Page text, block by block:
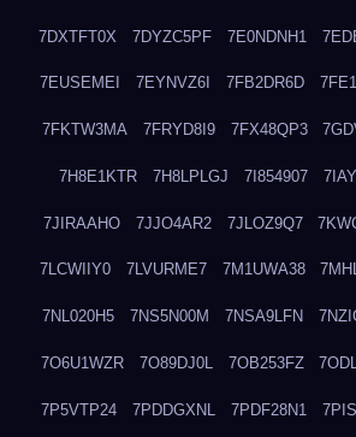
7DXTFT0X 7DYZC5PF 7E0NDNH1
7EUSEMEI 7EYNVZ6I 7FB2DR6D
7FKTW3MA 7FRYD8I9 7FX48QP3
7H8E1KTR 7H8LPLGJ 7I854907
7JIRAAHO 7JJO4AR2 7JLOZ9Q7
7LCWIIY0 7LVURME7 7M1UWA38
7NL020H5 7NS5N00M 7NSA9LFN
7O6U1WZR 7O89DJ0L 7OB253FZ
7P5VTP24 7PDDGXNL 7PDF28N1